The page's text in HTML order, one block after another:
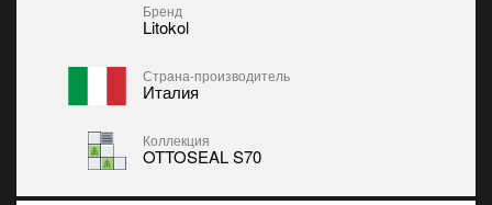
Бренд
Litokol
Страна-производитель
Италия
Коллекция
OTTOSEAL S70